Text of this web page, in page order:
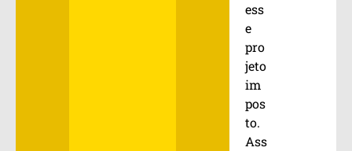
ess
e
pro
jeto
im
pos
to.
Ass